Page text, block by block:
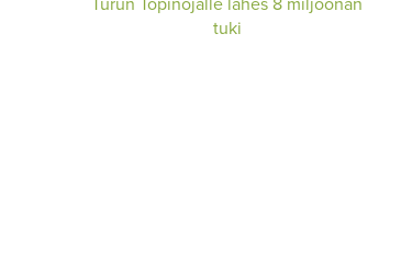
Turun Topinojalle lähes 8 miljoonan
tuki